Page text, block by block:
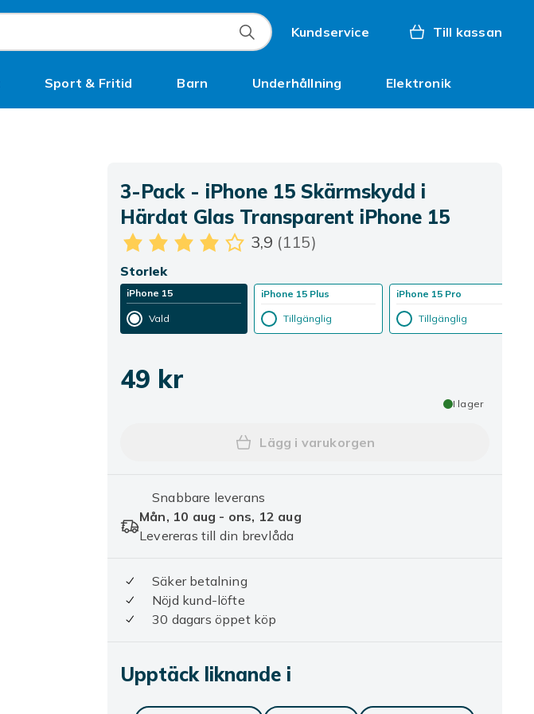
Kundservice Till kassan
Sport & Fritid Barn Underhållning Elektronik
3-Pack - iPhone 15 Skärmskydd i
Härdat Glas Transparent iPhone 15
3,9 (115)
Storlek
iPhone 15
Vald
iPhone 15 Plus
Tillgänglig
iPhone 15 Pro
Tillgänglig
49 kr
I lager
Lägg till 3-Pack - iPhone 15
Lägg i varukorgen
Snabbare leverans
Mån, 10 aug - ons, 12 aug
Levereras till din brevlåda
Säker betalning
Nöjd kund-löfte
30 dagars öppet köp
Upptäck liknande i